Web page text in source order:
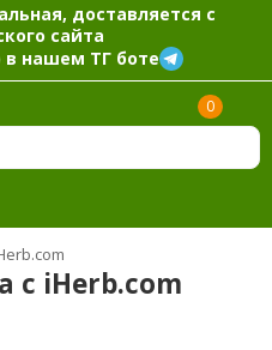
доставляется с
сайта
в нашем ТГ боте
0
с iHerb.com